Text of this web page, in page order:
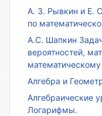
А. З. Рывкин и Е.
по
А.С. Шапкин
вероятностей,
Алгебра и
Алгебраические
Логарифмы.